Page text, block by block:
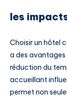
les
Choisir un hôtel
a des avantages
réduction du
accueillant
permet non